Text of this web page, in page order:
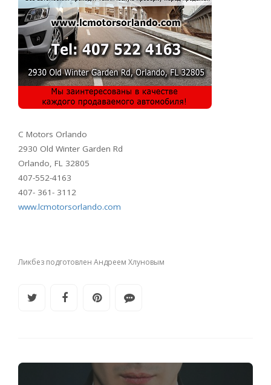
C Motors Orlando
2930 Old Winter Garden Rd
Orlando, FL 32805
407-552-4163
407- 361- 3112
www.lcmotorsorlando.com
Ликбез подготовлен Андреем Хлуновым